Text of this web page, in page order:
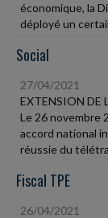
économique, la
déployé un
Social
27/04/2021
EXTENSION DE
Le 26 novembre
accord national
réussie du
Fiscal TPE
26/04/2021